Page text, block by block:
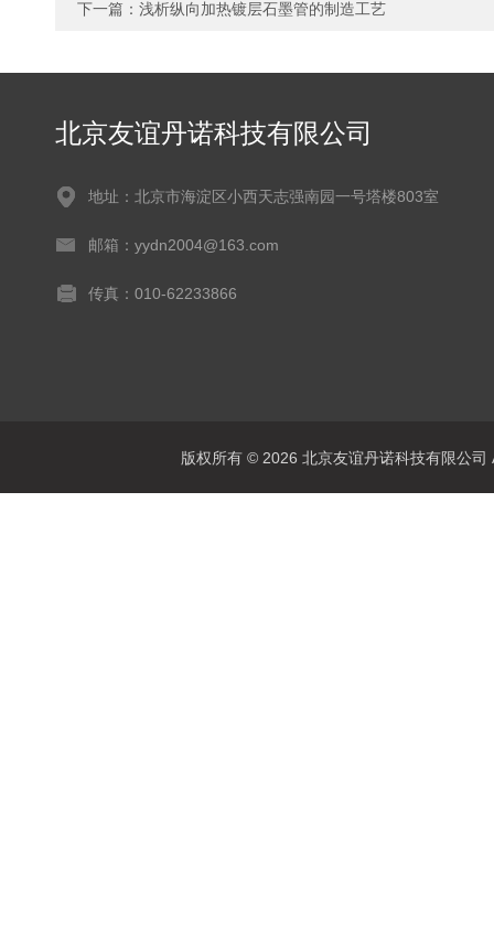
下一篇： 浅析纵向加热镀层石墨管的制造工艺
北京友谊丹诺科技有限公司
地址：北京市海淀区小西天志强南园一号塔楼803室
邮箱：yydn2004@163.com
传真：010-62233866
版权所有 © 2026 北京友谊丹诺科技有限